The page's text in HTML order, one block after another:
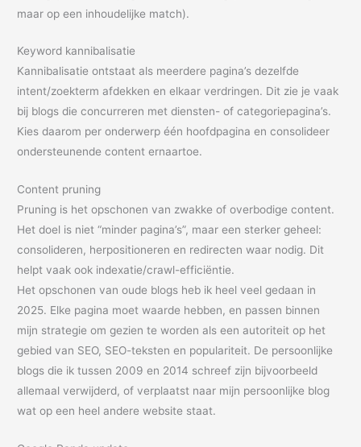
maar op een inhoudelijke match).
Keyword kannibalisatie
Kannibalisatie ontstaat als meerdere pagina’s dezelfde
intent/zoekterm afdekken en elkaar verdringen. Dit zie je vaak
bij blogs die concurreren met diensten- of categoriepagina’s.
Kies daarom per onderwerp één hoofdpagina en consolideer
ondersteunende content ernaartoe.
Content pruning
Pruning is het opschonen van zwakke of overbodige content.
Het doel is niet “minder pagina’s”, maar een sterker geheel:
consolideren, herpositioneren en redirecten waar nodig. Dit
helpt vaak ook indexatie/crawl-efficiëntie.
Het opschonen van oude blogs heb ik heel veel gedaan in
2025. Elke pagina moet waarde hebben, en passen binnen
mijn strategie om gezien te worden als een autoriteit op het
gebied van SEO, SEO-teksten en populariteit. De persoonlijke
blogs die ik tussen 2009 en 2014 schreef zijn bijvoorbeeld
allemaal verwijderd, of verplaatst naar mijn persoonlijke blog
wat op een heel andere website staat.